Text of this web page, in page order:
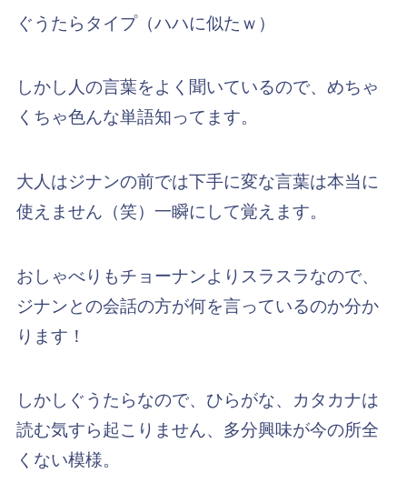
ぐうたらタイプ（ハハに似たｗ）
しかし人の言葉をよく聞いているので、めちゃ
くちゃ色んな単語知ってます。
大人はジナンの前では下手に変な言葉は本当に
使えません（笑）一瞬にして覚えます。
おしゃべりもチョーナンよりスラスラなので、
ジナンとの会話の方が何を言っているのか分か
ります！
しかしぐうたらなので、ひらがな、カタカナは
読む気すら起こりません、多分興味が今の所全
くない模様。